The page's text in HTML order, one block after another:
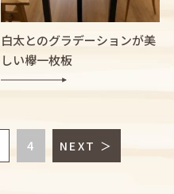
白太とのグラデーションが美
しい欅一枚板
4 NEXT ＞